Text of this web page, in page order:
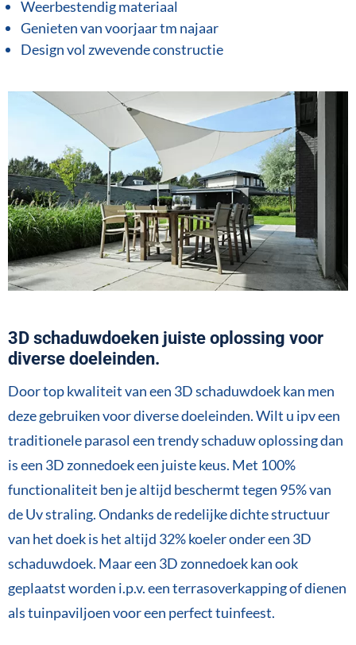
Weerbestendig materiaal
Genieten van voorjaar tm najaar
Design vol zwevende constructie
3D schaduwdoeken juiste oplossing voor
diverse doeleinden.
Door top kwaliteit van een 3D schaduwdoek kan men
deze gebruiken voor diverse doeleinden. Wilt u ipv een
traditionele parasol een trendy schaduw oplossing dan
is een 3D zonnedoek een juiste keus. Met 100%
functionaliteit ben je altijd beschermt tegen 95% van
de Uv straling. Ondanks de redelijke dichte structuur
van het doek is het altijd 32% koeler onder een 3D
schaduwdoek. Maar een 3D zonnedoek kan ook
geplaatst worden i.p.v. een terrasoverkapping of dienen
als tuinpaviljoen voor een perfect tuinfeest.